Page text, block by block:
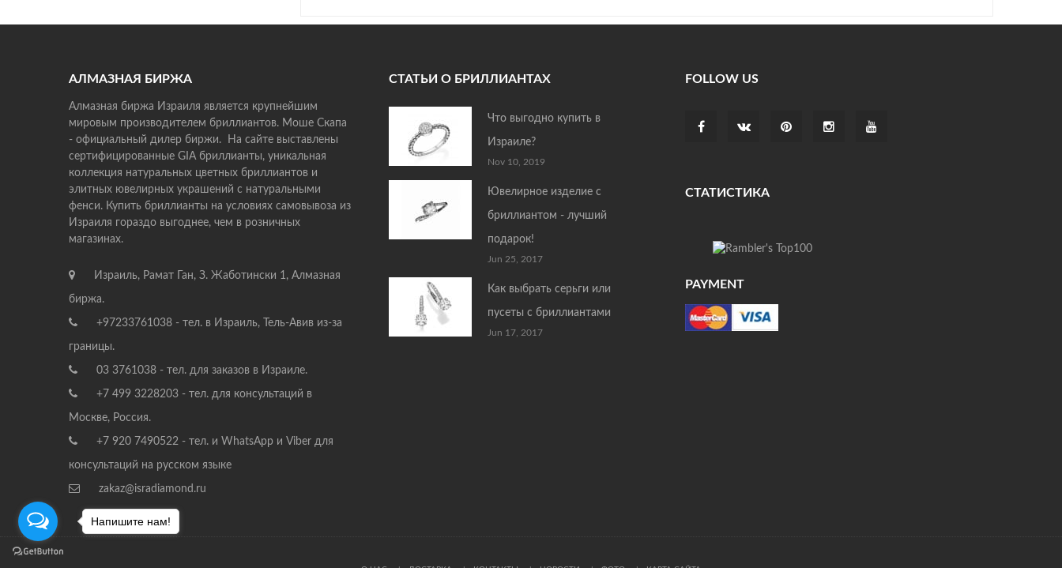
АЛМАЗНАЯ БИРЖА
Алмазная биржа Израиля является крупнейшим
мировым производителем бриллиантов. Моше Скапа
- официальный дилер биржи. На сайте выставлены
сертифицированные GIA бриллианты, уникальная
коллекция натуральных цветных бриллиантов и
элитных ювелирных украшений с натуральными
фенси. Купить бриллианты на условиях самовывоза из
Израиля гораздо выгоднее, чем в розничных
магазинах.
Израиль, Рамат Ган, З. Жаботински 1, Алмазная
биржа.
+97233761038 - тел. в Израиль, Тель-Авив из-за
границы.
03 3761038 - тел. для заказов в Израиле.
+7 499 3228203 - тел. для консультаций в
Москве, Россия.
+7 920 7490522 - тел. и WhatsApp и Viber для
консультаций на русском языке
zakaz@isradiamond.ru
СТАТЬИ О БРИЛЛИАНТАХ
Что выгодно купить в
Израиле?
Nov 10, 2019
Ювелирное изделие с
бриллиантом - лучший
подарок!
Jun 25, 2017
Как выбрать серьги или
пусеты с бриллиантами
Jun 17, 2017
FOLLOW US
СТАТИСТИКА
PAYMENT
О НАС ДОСТАВКА КОНТАКТЫ НОВОСТИ ФОТО КАРТА САЙТА
Напишите нам!